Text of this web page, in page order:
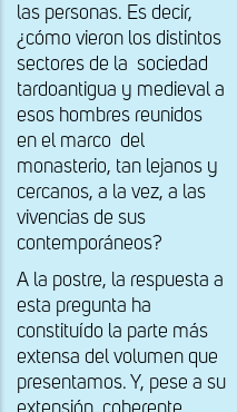
las personas. Es decir,
¿cómo vieron los distintos
sectores de la sociedad
tardoantigua y medieval a
esos hombres reunidos
en el marco del
monasterio, tan lejanos y
cercanos, a la vez, a las
vivencias de sus
contemporáneos?
A la postre, la respuesta a
esta pregunta ha
constituído la parte más
extensa del volumen que
presentamos. Y, pese a su